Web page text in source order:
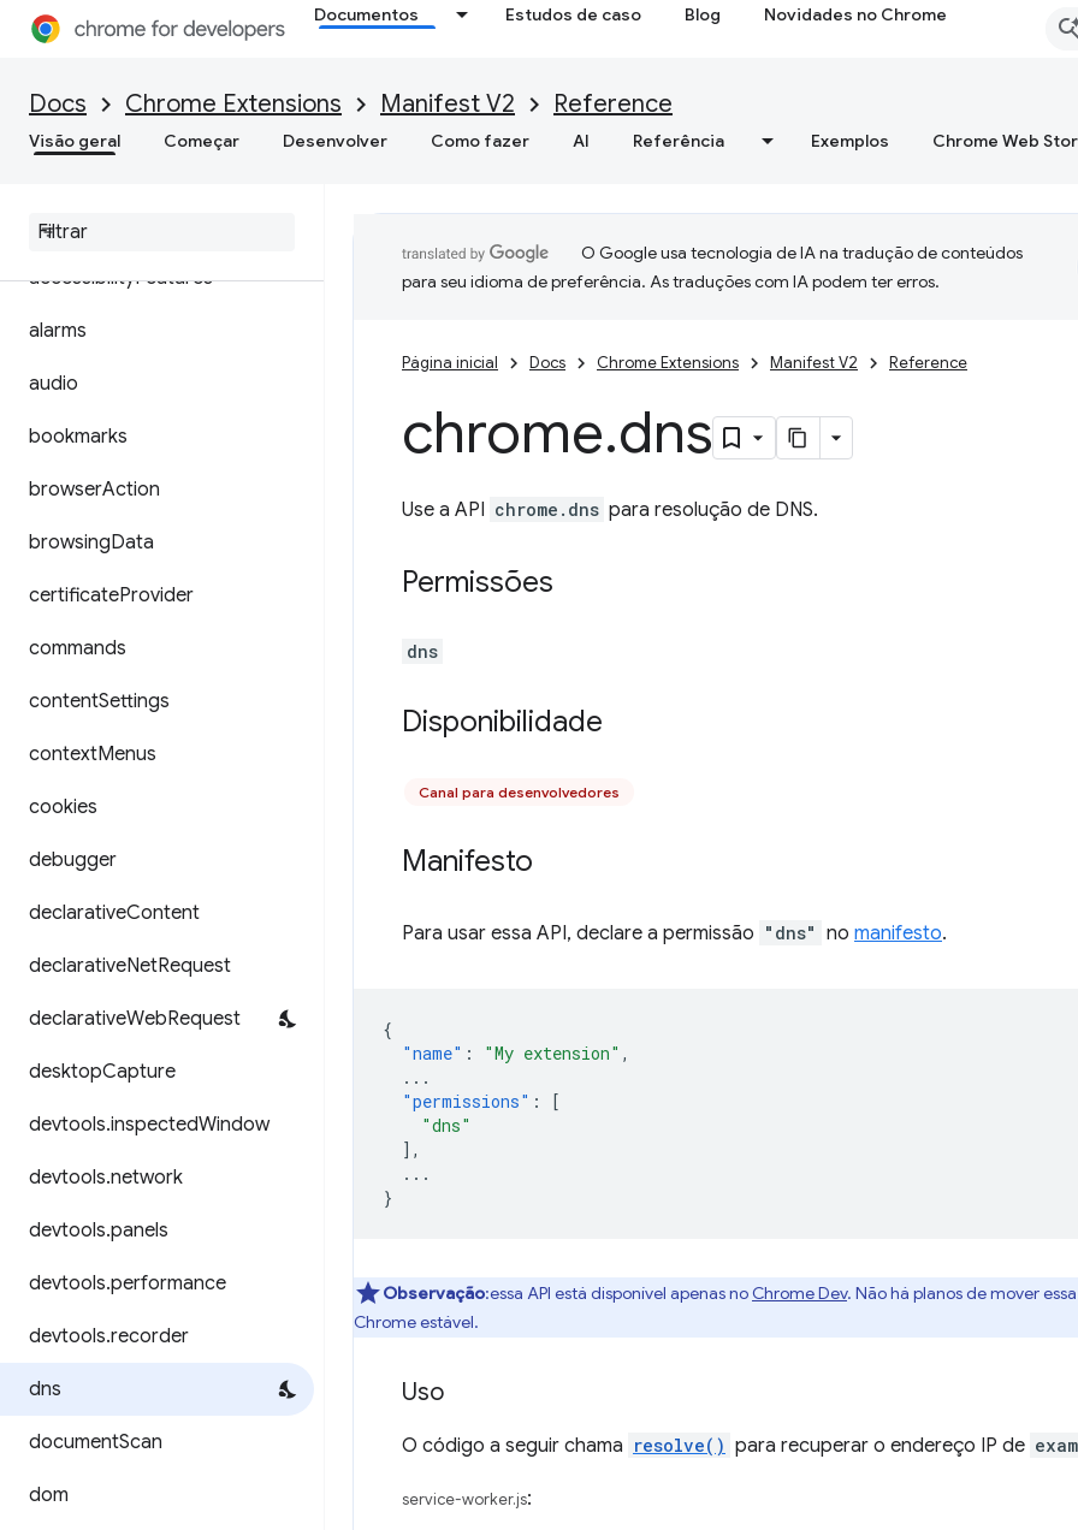
Documentos Estudos de caso Blog Novidades no Chrome
Docs Chrome Extensions Manifest V2 Reference
Visão geral Começar Desenvolver Como fazer AI Referência Exemplos Chrome Web
➡ Manifest V3
accessibilityFeatures
alarms
audio
bookmarks
browserAction
browsingData
certificateProvider
commands
contentSettings
contextMenus
cookies
debugger
declarativeContent
declarativeNetRequest
declarativeWebRequest
desktopCapture
devtools.inspectedWindow
devtools.network
devtools.panels
devtools.performance
devtools.recorder
dns
documentScan
dom
O Google usa tecnologia de IA na tradução de conteúdos
para seu idioma de preferência. As traduções com IA podem ter erros.
Página inicial Docs Chrome Extensions Manifest V2 Reference
chrome.dns
Use a API chrome.dns para resolução de DNS.
Permissões
dns
Disponibilidade
Canal para desenvolvedores
Manifesto
Para usar essa API, declare a permissão "dns" no manifesto.
{
"name" : "My extension" ,
...
"permissions" :
[
"dns"
],
...
}
Observação:essa API está disponível apenas no Chrome Dev. Não há planos de mover
Chrome estável.
Uso
O código a seguir chama resolve() para recuperar o endereço IP de
service-worker.js: